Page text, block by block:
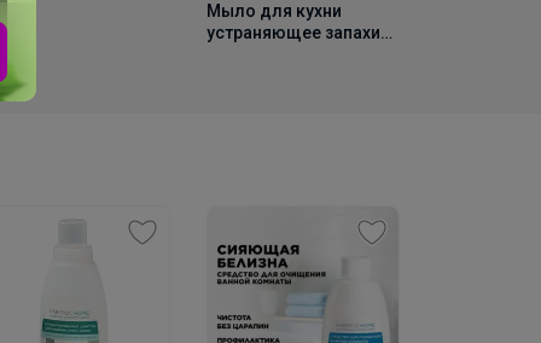
для кухни
запахи
орхидея
Скидка